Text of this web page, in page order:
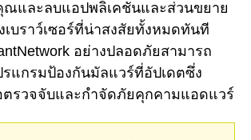
ณและลบแอปพลิเคชันและส่วนขยาย
บราว์เซอร์ที่น่าสงสัยทั้งหมดทันที
อย่างปลอดภัยสามารถ
แกรมป้องกันมัลแวร์ที่อัปเดตซึ่ง
ตรวจจับและกำจัดภัยคุกคามแอดแวร์